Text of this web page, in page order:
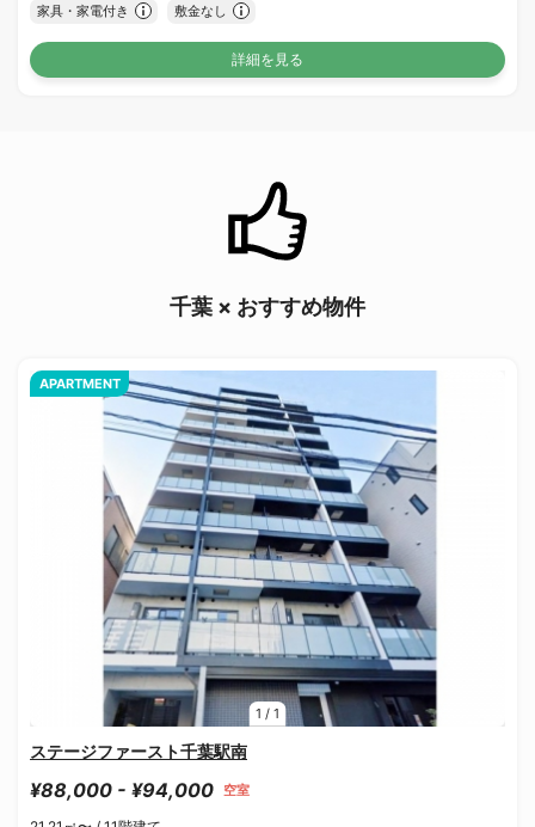
家具・家電付き 敷金なし
詳細を見る
千葉 × おすすめ物件
1 / 1
APARTMENT
ステージファースト千葉駅南
¥88,000 - ¥94,000 空室